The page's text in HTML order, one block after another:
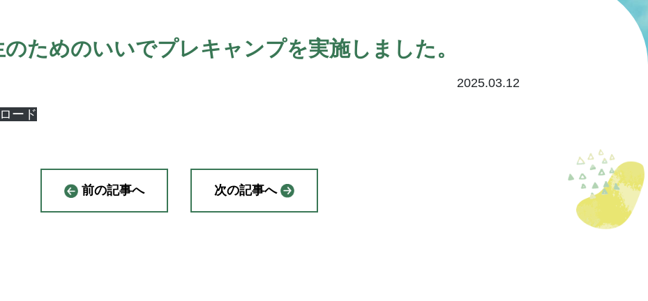
のためのいいでプレキャンプを実施しました。
2025.03.12
ード
前の記事へ 次の記事へ